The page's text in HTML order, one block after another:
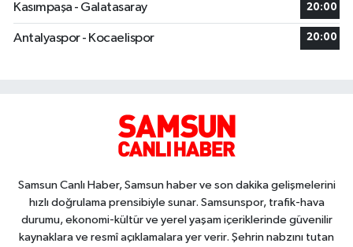
Kasımpaşa - Galatasaray 20:00
Antalyaspor - Kocaelispor 20:00
Samsun Canlı Haber, Samsun haber ve son dakika gelişmelerini
hızlı doğrulama prensibiyle sunar. Samsunspor, trafik-hava
durumu, ekonomi-kültür ve yerel yaşam içeriklerinde güvenilir
kaynaklara ve resmî açıklamalara yer verir. Şehrin nabzını tutan